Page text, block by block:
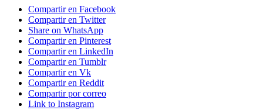
Compartir en Facebook
Compartir en Twitter
Share on WhatsApp
Compartir en Pinterest
Compartir en LinkedIn
Compartir en Tumblr
Compartir en Vk
Compartir en Reddit
Compartir por correo
Link to Instagram